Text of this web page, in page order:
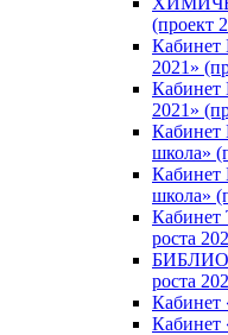
(проект
2021»
2021»
школа»
школа»
роста
роста
Кабинет
Кабинет